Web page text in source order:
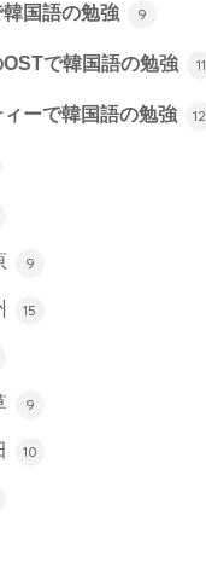
国語の勉強 9
で韓国語の勉強 11
ーで韓国語の勉強 12
9
15
9
10